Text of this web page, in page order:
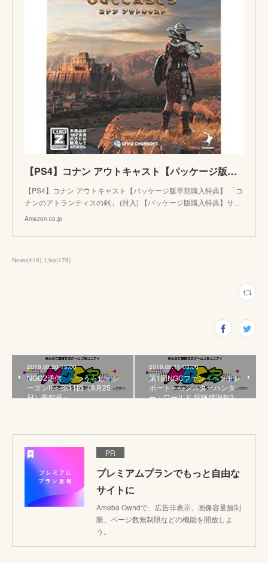
【PS4】コナン アウトキャスト【パッケージ版早期購入特典】 「コナンのアトランティスの剣」 (封入) 【パッケージ版購入特典】サバイバル・ガイドブック 32P (封入) 【CEROレーティング「Z」
【PS4】コナン アウトキャスト【パッケージ版早期購入特典】 「コ
ナンのアトランティスの剣」 (封入) 【パッケージ版購入特典】サ…
Amazon.co.jp
News(419) Live(178)
2018.08.20 15:00
NGC2通信 ～つうらじ＜シ
ーズンIII＞第11回（8月25
日）告知号～
2018.08.11 03:00
第1回NGCファンイベントレ
ポート～モンスターハンタ
ー：ワールド 狩猟感謝祭2…
PR
プレミアムプランでもっと自由な
サイトに
Ameba Owndで、広告非表示、画像容量無制
限、ページ数無制限などの機能を開放しよ
う。